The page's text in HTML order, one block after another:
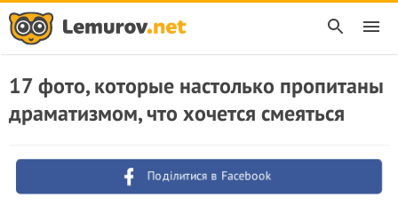
17 фото, которые настолько пропитаны
драматизмом, что хочется смеяться
Поділитися в Facebook